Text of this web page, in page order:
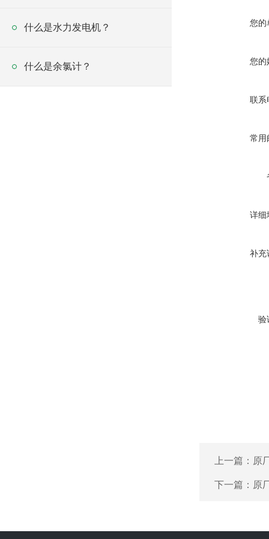
您的
您的
联系
常用
详细
补充
验
上一篇： 原
下一篇： 原
什么是水力发电机？
什么是余氯计？